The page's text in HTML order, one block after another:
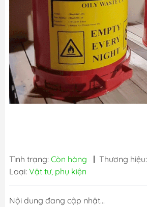
Tình trạng: Còn hàng | Thương hiệu:
Loại: Vật tư, phụ kiện
Nội dung đang cập nhật...